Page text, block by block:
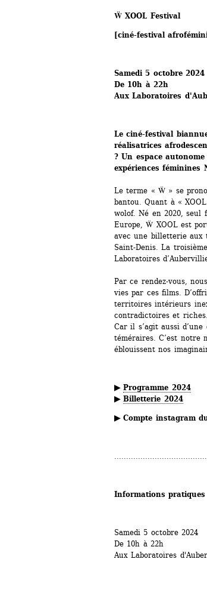
Ẅ XOOL Festival
[ciné-festival
Samedi 5 octobre 2024
De 10h à 22h
Aux Laboratoires
Le ciné-festival
réalisatrices
? Un espace
expériences féminines
Le terme « Ẅ » se
bantou. Quant à «
wolof. Né en 2020, seul
Europe, Ẅ XOOL est
avec une billetterie aux
Saint-Denis. La
Laboratoires
Par ce rendez-vous,
vies par ces films.
territoires intérieurs
contradictoires et
Car il s’agit aussi
téméraires. C’est notre
éblouissent nos
▶ Programme 2024
▶ Billetterie 2024
▶ Compte instagram
Informations pratiques
Samedi 5 octobre 2024
De 10h à 22h
Aux Laboratoires